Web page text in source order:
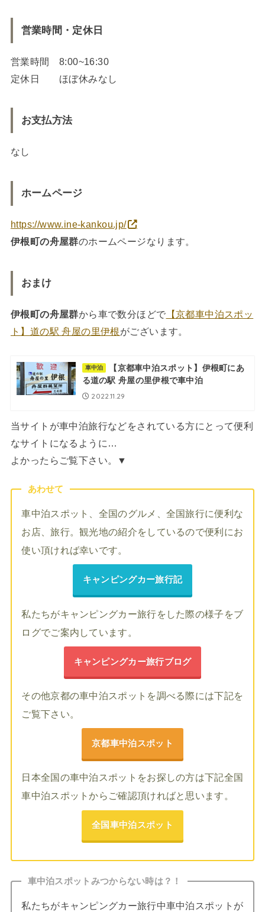
営業時間・定休日
営業時間 8:00~16:30
定休日 ほぼ休みなし
お支払方法
なし
ホームページ
https://www.ine-kankou.jp/
伊根町の舟屋群のホームページなります。
おまけ
伊根町の舟屋群から車で数分ほどで 【京都車中泊スポッ
ト】道の駅 舟屋の里伊根がございます。
車中泊
【京都車中泊スポット】伊根町にあ
る道の駅 舟屋の里伊根で車中泊
2022.11.29
当サイトが車中泊旅行などをされている方にとって便利
なサイトになるように…
よかったらご覧下さい。▼
あわせて
車中泊スポット、全国のグルメ、全国旅行に便利な
お店、旅行。観光地の紹介をしているので便利にお
使い頂ければ幸いです。
キャンピングカー旅行記
私たちがキャンピングカー旅行をした際の様子をブ
ログでご案内しています。
キャンピングカー旅行ブログ
その他京都の車中泊スポットを調べる際には下記を
ご覧下さい。
京都車中泊スポット
日本全国の車中泊スポットをお探しの方は下記全国
車中泊スポットからご確認頂ければと思います。
全国車中泊スポット
車中泊スポットみつからない時は？！
私たちがキャンピングカー旅行中車中泊スポットが